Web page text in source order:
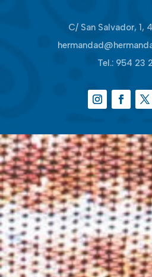
C/ San Salvador, 1,
Tel.: 954 23